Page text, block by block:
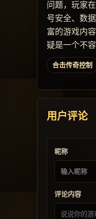
问题，玩家
号安全、数
富的游戏内
疑是一个不
合击传奇控制
用户评论
昵称
评论内容